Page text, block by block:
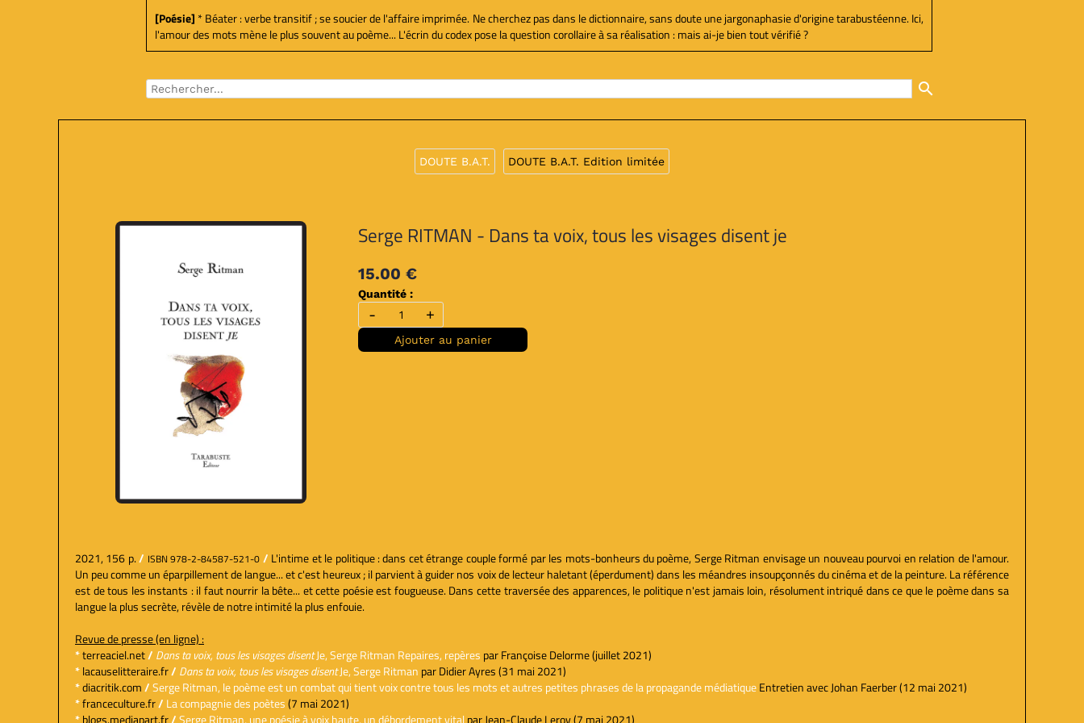
[Poésie] * Béater : verbe transitif ; se soucier de l'affaire imprimée. Ne cherchez pas dans le dictionnaire, sans doute une jargonaphasie d'origine tarabustéenne. Ici,
l'amour des mots mène le plus souvent au poème... L'écrin du codex pose la question corollaire à sa réalisation : mais ai-je bien tout vérifié ?
search
DOUTE B.A.T. DOUTE B.A.T. Edition limitée
Serge RITMAN - Dans ta voix, tous les visages disent je
15.00 €
Quantité :
- +
Ajouter au panier
2021, 156 p./ ISBN 978-2-84587-521-0 / L'intime et le politique : dans cet étrange couple formé par les mots-bonheurs du poème, Serge Ritman envisage un nouveau pourvoi en relation de l'amour.
Un peu comme un éparpillement de langue... et c'est heureux ; il parvient à guider nos voix de lecteur haletant (éperdument) dans les méandres insoupçonnés du cinéma et de la peinture. La référence
est de tous les instants : il faut nourrir la bête... et cette poésie est fougueuse. Dans cette traversée des apparences, le politique n'est jamais loin, résolument intriqué dans ce que le poème dans sa
langue la plus secrète, révèle de notre intimité la plus enfouie.
Revue de presse (en ligne) :
*terreaciel.net/ Dans ta voix, tous les visages disentJe, Serge Ritman Repaires, repères par Françoise Delorme (juillet 2021)
*lacauselitteraire.fr/ Dans ta voix, tous les visages disentJe, Serge Ritman par Didier Ayres (31 mai 2021)
*diacritik.com/Serge Ritman, le poème est un combat qui tient voix contre tous les mots et autres petites phrases de la propagande médiatiqueEntretien avec Johan Faerber (12 mai 2021)
*franceculture.fr/ La compagnie des poètes(7 mai 2021)
*blogs.mediapart.fr/Serge Ritman, une poésie à voix haute, un débordement vitalpar Jean-Claude Leroy (7 mai 2021)